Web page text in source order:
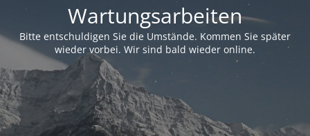
Wartungsarbeiten
Bitte entschuldigen Sie die Umstände. Kommen Sie später
wieder vorbei. Wir sind bald wieder online.